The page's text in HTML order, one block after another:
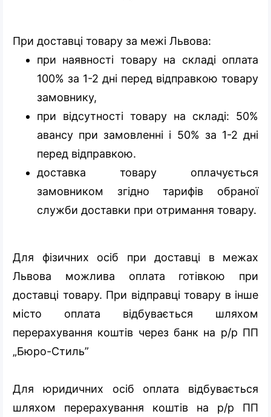
При доставці товару за межі Львова:
при наявності товару на складі оплата
100% за 1-2 дні перед відправкою товару
замовнику,
при відсутності товару на складі: 50%
авансу при замовленні і 50% за 1-2 дні
перед відправкою.
доставка товару оплачується
замовником згідно тарифів обраної
служби доставки при отримання товару.
Для фізичних осіб при доставці в межах
Львова можлива оплата готівкою при
доставці товару. При відправці товару в інше
місто оплата відбувається шляхом
перерахування коштів через банк на р/р ПП
„Бюро-Стиль”
Для юридичних осіб оплата відбувається
шляхом перерахування коштів на р/р ПП